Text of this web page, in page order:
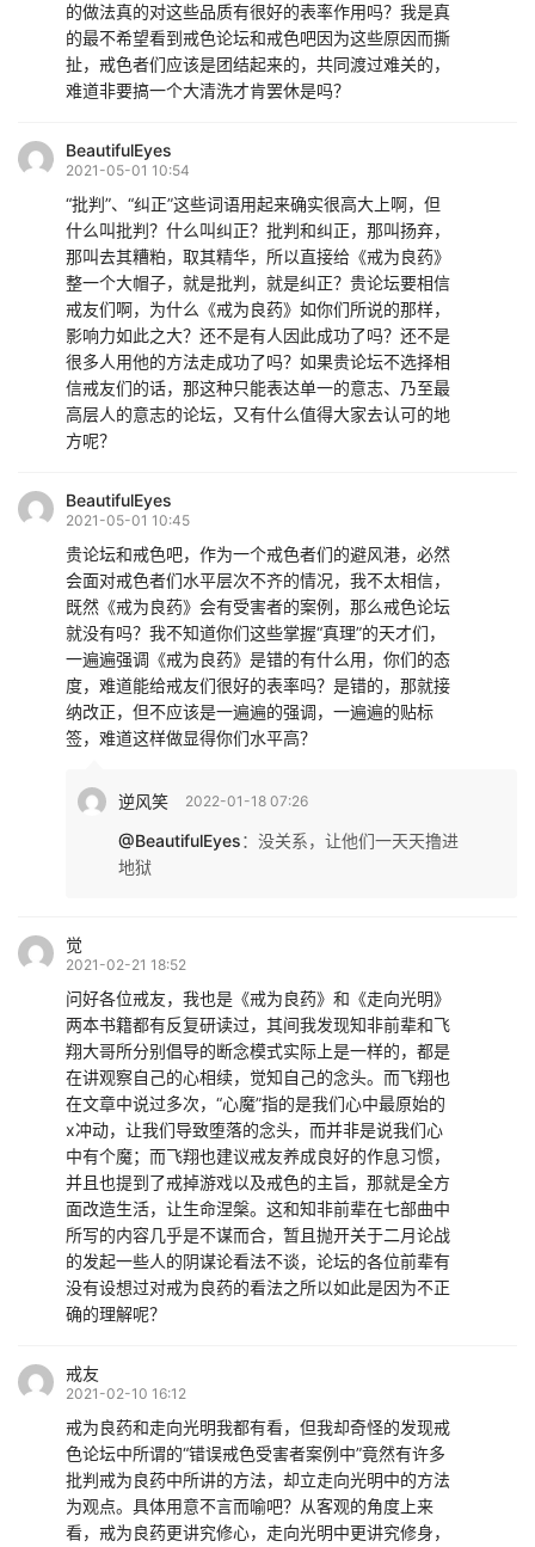
的做法真的对这些品质有很好的表率作用吗？我是真
的最不希望看到戒色论坛和戒色吧因为这些原因而撕
扯，戒色者们应该是团结起来的，共同渡过难关的，
难道非要搞一个大清洗才肯罢休是吗？
BeautifulEyes
2021-05-01 10:54
“批判”、“纠正”这些词语用起来确实很高大上啊，但
什么叫批判？什么叫纠正？批判和纠正，那叫扬弃，
那叫去其糟粕，取其精华，所以直接给《戒为良药》
整一个大帽子，就是批判，就是纠正？贵论坛要相信
戒友们啊，为什么《戒为良药》如你们所说的那样，
影响力如此之大？还不是有人因此成功了吗？还不是
很多人用他的方法走成功了吗？如果贵论坛不选择相
信戒友们的话，那这种只能表达单一的意志、乃至最
高层人的意志的论坛，又有什么值得大家去认可的地
方呢？
BeautifulEyes
2021-05-01 10:45
贵论坛和戒色吧，作为一个戒色者们的避风港，必然
会面对戒色者们水平层次不齐的情况，我不太相信，
既然《戒为良药》会有受害者的案例，那么戒色论坛
就没有吗？我不知道你们这些掌握“真理”的天才们，
一遍遍强调《戒为良药》是错的有什么用，你们的态
度，难道能给戒友们很好的表率吗？是错的，那就接
纳改正，但不应该是一遍遍的强调，一遍遍的贴标
签，难道这样做显得你们水平高？
逆风笑 2022-01-18 07:26
@BeautifulEyes： 没关系，让他们一天天撸进
地狱
觉
2021-02-21 18:52
问好各位戒友，我也是《戒为良药》和《走向光明》
两本书籍都有反复研读过，其间我发现知非前辈和飞
翔大哥所分别倡导的断念模式实际上是一样的，都是
在讲观察自己的心相续，觉知自己的念头。而飞翔也
在文章中说过多次，“心魔”指的是我们心中最原始的
x冲动，让我们导致堕落的念头，而并非是说我们心
中有个魔；而飞翔也建议戒友养成良好的作息习惯，
并且也提到了戒掉游戏以及戒色的主旨，那就是全方
面改造生活，让生命涅槃。这和知非前辈在七部曲中
所写的内容几乎是不谋而合，暂且抛开关于二月论战
的发起一些人的阴谋论看法不谈，论坛的各位前辈有
没有设想过对戒为良药的看法之所以如此是因为不正
确的理解呢？
戒友
2021-02-10 16:12
戒为良药和走向光明我都有看，但我却奇怪的发现戒
色论坛中所谓的“错误戒色受害者案例中”竟然有许多
批判戒为良药中所讲的方法，却立走向光明中的方法
为观点。具体用意不言而喻吧？从客观的角度上来
看，戒为良药更讲究修心，走向光明中更讲究修身，